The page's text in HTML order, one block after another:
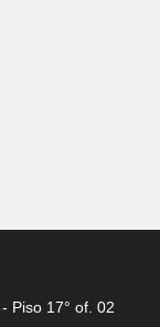
Piso 17° of. 02